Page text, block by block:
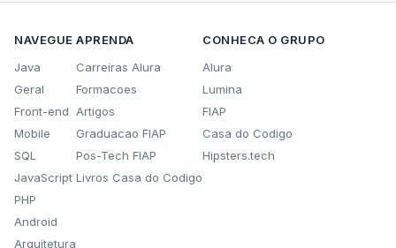
NAVEGUE
Java
Geral
Front-end
Mobile
SQL
JavaScript
PHP
Android
Arquitetura
APRENDA
Carreiras Alura
Formacoes
Artigos
Graduacao FIAP
Pos-Tech FIAP
Livros Casa do Codigo
CONHECA O GRUPO
Alura
Lumina
FIAP
Casa do Codigo
Hipsters.tech